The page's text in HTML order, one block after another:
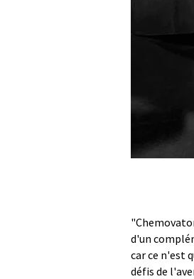
d'un
car ce n'est
défis de